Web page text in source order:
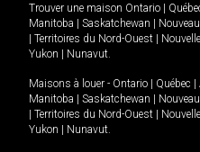
Trouver une maison Ontario
Manitoba
Saskatchewan
Territoires du Nord-Ouest
Yukon
Nunavut.
Maisons à louer - Ontario Québec
Manitoba
Saskatchewan
Territoires du Nord-Ouest
Yukon
Nunavut.